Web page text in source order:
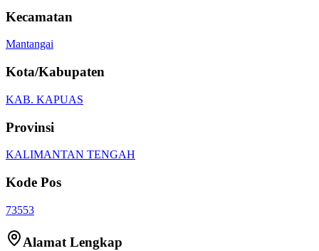
Kecamatan
Mantangai
Kota/Kabupaten
KAB. KAPUAS
Provinsi
KALIMANTAN TENGAH
Kode Pos
73553
Alamat Lengkap